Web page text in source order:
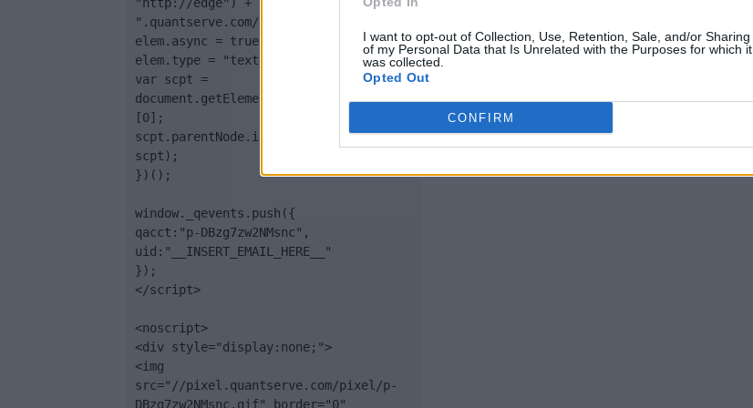
I want to opt-out of Collection, Use, Retention, Sale, and/or Sharing
of my Personal Data that Is Unrelated with the Purposes for which it
was collected.
Opted Out
CONFIRM
".quantserve.com/quant.js";
elem.async = true;
elem.type = "text/javascript";
var scpt =
document.getElementsByTagName('script')
[0];
scpt.parentNode.insertBefore(elem,
scpt);
})();
window._qevents.push({
qacct:"p-DBzg7zw2NMsnc",
uid:"__INSERT_EMAIL_HERE__"
});
</script>
<noscript>
<div style="display:none;">
<img
src="//pixel.quantserve.com/pixel/p-
DBzg7zw2NMsnc.gif" border="0"